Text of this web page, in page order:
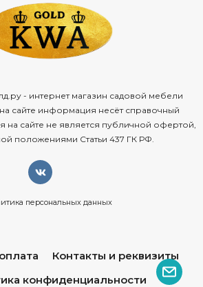
- интернет магазин садовой мебели
сайте информация несёт справочный
на сайте не является публичной офертой,
положениями Статьи 437 ГК РФ.
персональных данных
Контакты и реквизиты
конфиденциальности